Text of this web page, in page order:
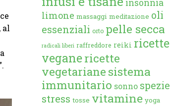
al
insonnia
limone massaggi meditazione oli
essenziali orto pelle secca
radicali liberi raffreddore reiki ricette
veganericette
vegetariane sistema
immunitario sonno spezie
stress tosse vitamine yoga